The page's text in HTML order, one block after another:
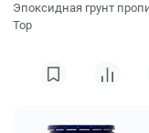
Эпоксидная грунт
Top